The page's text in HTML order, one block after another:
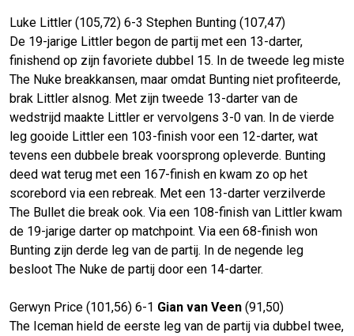
Luke Littler (105,72) 6-3 Stephen Bunting (107,47)
De 19-jarige Littler begon de partij met een 13-darter,
finishend op zijn favoriete dubbel 15. In de tweede leg miste
The Nuke breakkansen, maar omdat Bunting niet profiteerde,
brak Littler alsnog. Met zijn tweede 13-darter van de
wedstrijd maakte Littler er vervolgens 3-0 van. In de vierde
leg gooide Littler een 103-finish voor een 12-darter, wat
tevens een dubbele break voorsprong opleverde. Bunting
deed wat terug met een 167-finish en kwam zo op het
scorebord via een rebreak. Met een 13-darter verzilverde
The Bullet die break ook. Via een 108-finish van Littler kwam
de 19-jarige darter op matchpoint. Via een 68-finish won
Bunting zijn derde leg van de partij. In de negende leg
besloot The Nuke de partij door een 14-darter.
Gerwyn Price (101,56) 6-1 Gian van Veen (91,50)
The Iceman hield de eerste leg van de partij via dubbel twee,